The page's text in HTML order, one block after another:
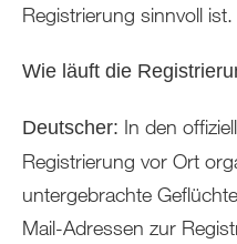
Registrierung sinnvoll ist.
Wie läuft die
Deutscher: In den
Registrierung vor Ort
untergebrachte
Mail-Adressen zur